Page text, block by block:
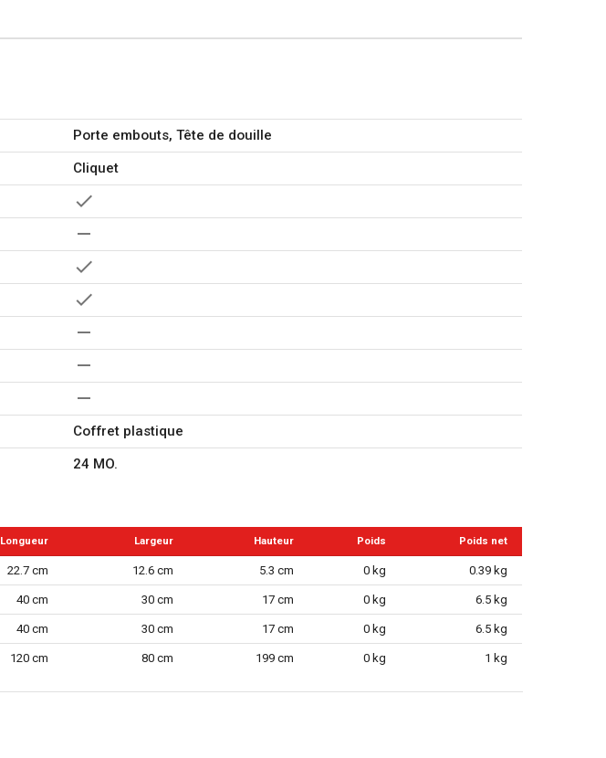
Porte embouts, Tête de douille
Cliquet
Coffret plastique
24 MO.
Longueur Largeur Hauteur Poids Poids net
22.7 cm 12.6 cm 5.3 cm 0 kg 0.39 kg
40 cm 30 cm 17 cm 0 kg 6.5 kg
40 cm 30 cm 17 cm 0 kg 6.5 kg
120 cm 80 cm 199 cm 0 kg 1 kg